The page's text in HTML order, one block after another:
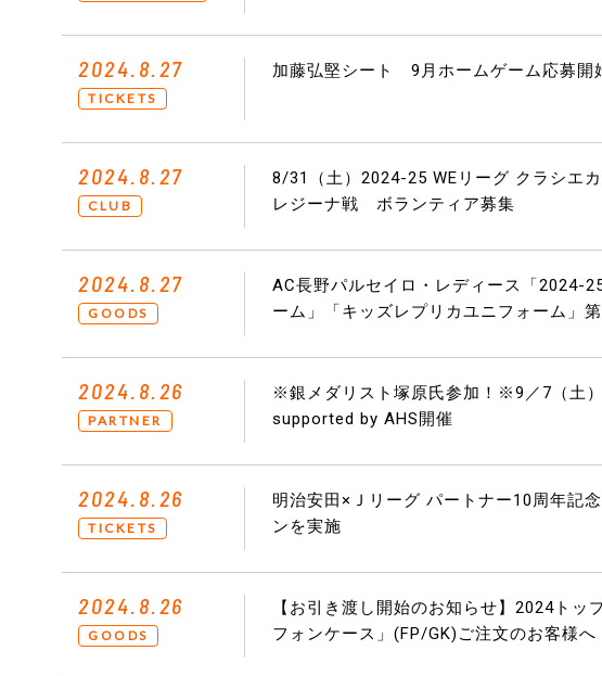
2024.8.27
TICKETS
加藤弘堅シート 9月ホームゲーム応募開
2024.8.27
CLUB
8/31（土）2024-25 WEリーグ クラシエ
レジーナ戦 ボランティア募集
2024.8.27
GOODS
AC長野パルセイロ・レディース「2024-
ーム」「キッズレプリカユニフォーム」
2024.8.26
PARTNER
※銀メダリスト塚原氏参加！※9／7（土
supported by AHS開催
2024.8.26
TICKETS
明治安田×Ｊリーグ パートナー10周年記
ンを実施
2024.8.26
GOODS
【お引き渡し開始のお知らせ】2024ト
フォンケース」(FP/GK)ご注文のお客様へ